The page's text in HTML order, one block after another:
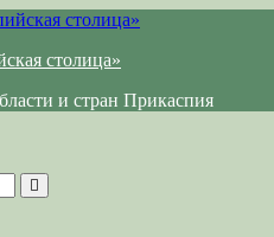
столица»
и стран Прикаспия